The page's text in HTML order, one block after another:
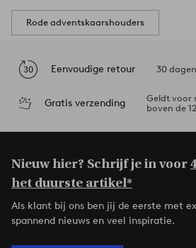
Rode adventskaarshouders
Eenvoudige retour 30
Gratis verzending
Geldt voor
boven de
Nieuw hier? Schrijf je in voor
het duurste artikel*
Als klant bij ons ben jij de eerste met
spannend nieuws en veel inspiratie.